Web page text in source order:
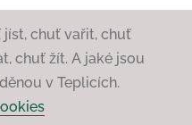
chuť vařit, chuť
chuť žít. A jaké jsou
v Teplicích.